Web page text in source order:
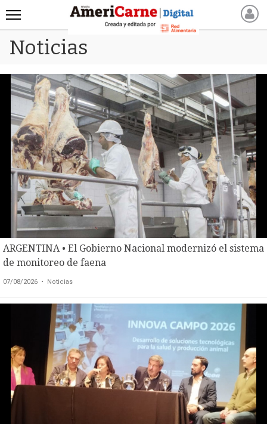
INICIO
NOTICIAS
ARTICULOS
PRODUCCIÓN
PROCESO
PRODUCTO
NUEVOS PRODUCTOS
MARKETPLACE
REVISTAS
CATÁLOGO DE CORTES
DE CARNE VACUNA
EVENTOS Y
DIRECTORIO
CALENDARIO
MEDIA KIT
TEMAS DESTACADOS
CARNE
Noticias
ARGENTINA • El Gobierno Nacional modernizó el sistema
de monitoreo de faena
07/08/2026 • Noticias